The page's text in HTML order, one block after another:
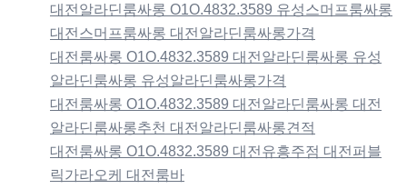
대전알라딘룸싸롱 O1O.4832.3589 유성스머프룸싸롱
대전스머프룸싸롱 대전알라딘룸싸롱가격
대전룸싸롱 O1O.4832.3589 대전알라딘룸싸롱 유성
알라딘룸싸롱 유성알라딘룸싸롱가격
대전룸싸롱 O1O.4832.3589 대전알라딘룸싸롱 대전
알라딘룸싸롱추천 대전알라딘룸싸롱견적
대전룸싸롱 O1O.4832.3589 대전유흥주점 대전퍼블
릭가라오케 대전룸바